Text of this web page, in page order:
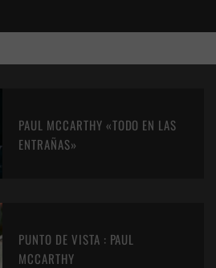
PAUL MCCARTHY «TODO EN LAS
ENTRAÑAS»
PUNTO DE VISTA : PAUL
MCCARTHY